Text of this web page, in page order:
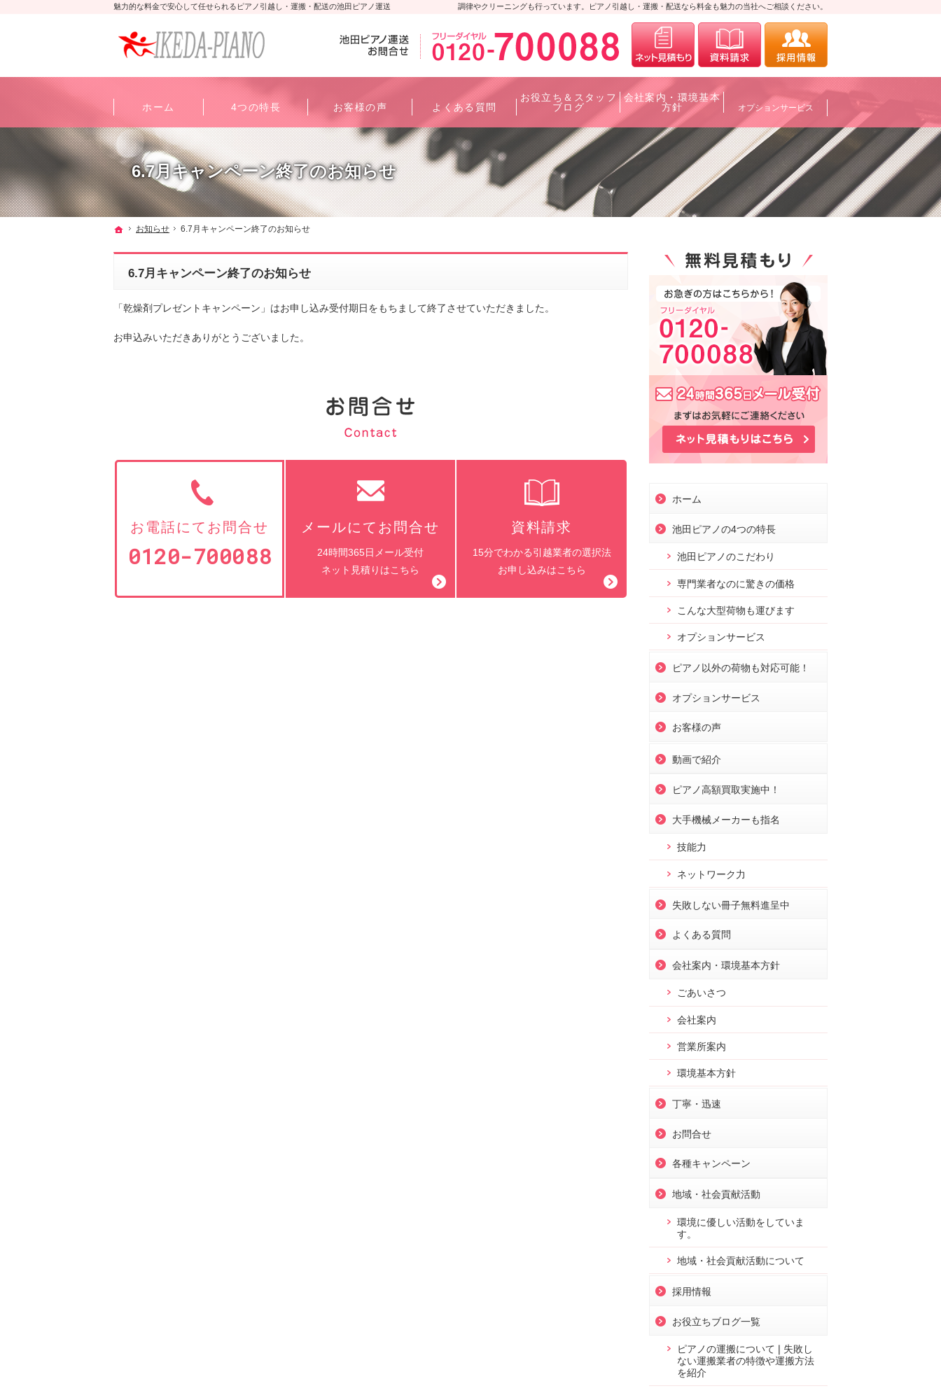
6.7月キャンペーン終了のお知らせ
調律やクリーニングも行っています。ピアノ引越し・運搬・配送なら料金も魅力の当社へご相談ください。
魅力的な料金で安心して任せられるピアノ引越し・運搬・配送の池田ピアノ運送
ホーム
お知らせ 6.7月キャンペーン終了のお知らせ
6.7月キャンペーン終了のお知らせ
「乾燥剤プレゼントキャンペーン」はお申し込み受付期日をもちまして終了させていただきました。
お申込みいただきありがとうございました。
お電話にてお問合せ
0120-700088
メールにてお問合せ
24時間365日メール受付
ネット見積りはこちら
資料請求
15分でわかる引越業者の選択法
お申し込みはこちら
ホーム
池田ピアノの4つの特長
池田ピアノのこだわり
専門業者なのに驚きの価格
こんな大型荷物も運びます
オプションサービス
ピアノ以外の荷物も対応可能！
オプションサービス
お客様の声
動画で紹介
ピアノ高額買取実施中！
大手機械メーカーも指名
技能力
ネットワーク力
失敗しない冊子無料進呈中
よくある質問
会社案内・環境基本方針
ごあいさつ
会社案内
営業所案内
環境基本方針
丁寧・迅速
お問合せ
各種キャンペーン
地域・社会貢献活動
環境に優しい活動をしていま
す。
地域・社会貢献活動について
採用情報
お役立ちブログ一覧
ピアノの運搬について❘失敗し
ない運搬業者の特徴や運搬方法
を紹介
0120-700088メールにてお問合せ
ホーム 4つの特長 お客様の声 よくある質問
お役立ち＆スタッフ
ブログ
会社案内・環境基本
方針
オプションサービス